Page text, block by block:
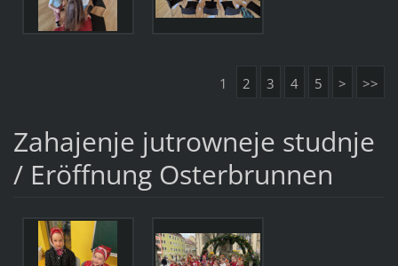
1 2 3 4 5 > >>
Zahajenje jutrowneje studnje
/ Eröffnung Osterbrunnen